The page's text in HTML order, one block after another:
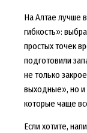
На Алтае лучше
гибкость»:
простых точек
подготовили
не только
выходные», но и
которые чаще
Если хотите,